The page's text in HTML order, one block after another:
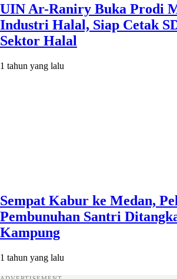
UIN Ar-Raniry Buka Prodi
Industri Halal, Siap Cetak
Sektor Halal
1 tahun yang lalu
Sempat Kabur ke Medan,
Pembunuhan Santri
Kampung
1 tahun yang lalu